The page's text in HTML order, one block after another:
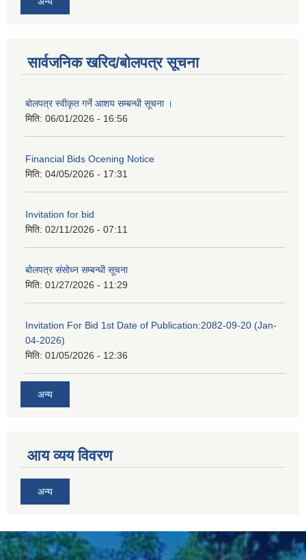
सार्वजनिक खरिद/बोलपत्र सूचना
बोलपत्र स्वीकृत गर्ने आशय सम्बन्धी सूचना ।
मिति: 06/01/2026 - 16:56
Financial Bids Ocening Notice
मिति: 04/05/2026 - 17:31
Invitation for bid
मिति: 02/11/2026 - 07:11
बोलपत्र संसोध्न सम्बन्धी सूचना
मिति: 01/27/2026 - 11:29
Invitation For Bid 1st Date of Publication:2082-09-20 (Jan-
04-2026)
मिति: 01/05/2026 - 12:36
अन्य
आय व्यय विवरण
अन्य